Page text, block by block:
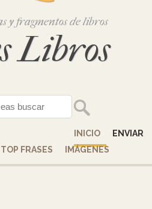
y fragmentos de libros
Libros
INICIO
ENVIAR
TOP FRASES IMÁGENES